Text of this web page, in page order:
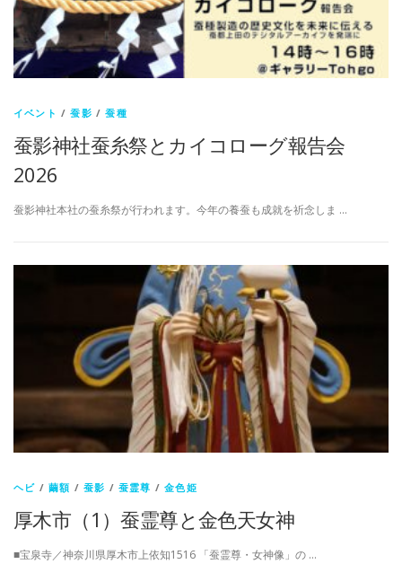
イベント /蚕影 /蚕種
蚕影神社蚕糸祭とカイコローグ報告会
2026
蚕影神社本社の蚕糸祭が行われます。今年の養蚕も成就を祈念しま …
ヘビ /繭額 /蚕影 /蚕霊尊 /金色姫
厚木市（1）蚕霊尊と金色天女神
■宝泉寺／神奈川県厚木市上依知1516 「蚕霊尊・女神像」の …